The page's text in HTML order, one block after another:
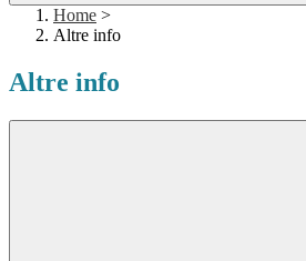
Home >
Altre info
Altre info